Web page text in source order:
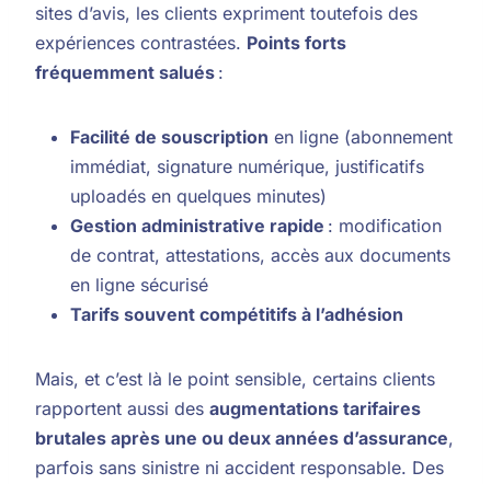
sites d’avis, les clients expriment toutefois des
expériences contrastées. Points forts
fréquemment salués :
Facilité de souscription en ligne (abonnement
immédiat, signature numérique, justificatifs
uploadés en quelques minutes)
Gestion administrative rapide : modification
de contrat, attestations, accès aux documents
en ligne sécurisé
Tarifs souvent compétitifs à l’adhésion
Mais, et c’est là le point sensible, certains clients
rapportent aussi des augmentations tarifaires
brutales après une ou deux années d’assurance,
parfois sans sinistre ni accident responsable. Des